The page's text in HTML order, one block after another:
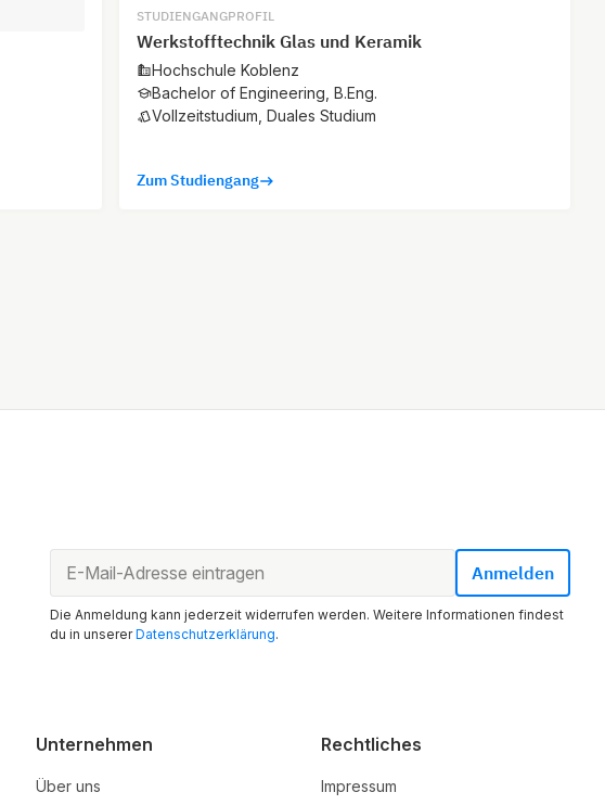
STUDIENGANGPROFIL
Werkstofftechnik Glas und Keramik
Hochschule Koblenz
Bachelor of Engineering, B.Eng.
Vollzeitstudium, Duales Studium
Zum Studiengang
Die Anmeldung kann jederzeit widerrufen werden. Weitere Informationen findest
du in unsererDatenschutzerklärung.
Unternehmen
Über uns
Rechtliches
Impressum